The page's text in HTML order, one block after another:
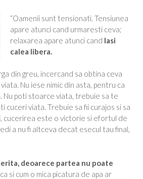
“Oamenii sunt tensionati. Tensiunea
apare atunci cand urmaresti ceva;
relaxarea apare atunci cand lasi
calea libera.
din greu, incercand sa obtina ceva
Nu iese nimic din asta, pentru ca
Nu poti stoarce viata, trebuie sa te
cuceri viata. Trebuie sa fii curajos si sa
cucerirea este o victorie si efortul de
a nu fi altceva decat esecul tau final,
deoarece partea nu poate
si cum o mica picatura de apa ar